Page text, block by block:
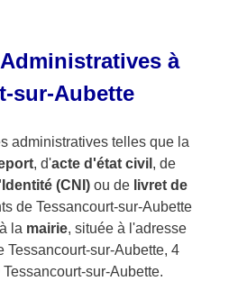
à
sur-Aubette
administratives telles que la
, d'acte d'état civil , de
(CNI)ou de livret de
de Tessancourt-sur-Aubette
la mairie, située à l'adresse
Tessancourt-sur-Aubette, 4
sur-Aubette.